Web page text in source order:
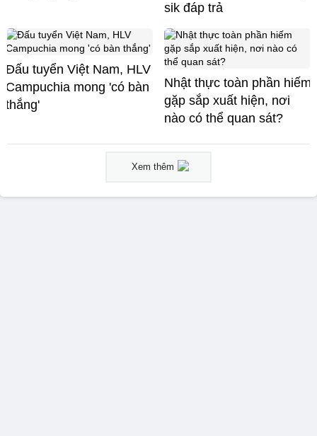
sik đáp trả
Đấu tuyển Việt Nam, HLV
Campuchia mong 'có bàn
thắng'
Nhật thực toàn phần hiếm
gặp sắp xuất hiện, nơi
nào có thể quan sát?
Xem thêm